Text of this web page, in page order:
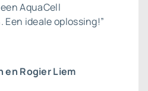
AquaCell
ideale oplossing!”
en Rogier Liem